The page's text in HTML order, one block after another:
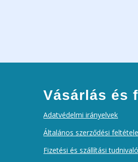
Vásárlás és
Adatvédelmi irányelvek
Általános szerződési
Fizetési és szállítási